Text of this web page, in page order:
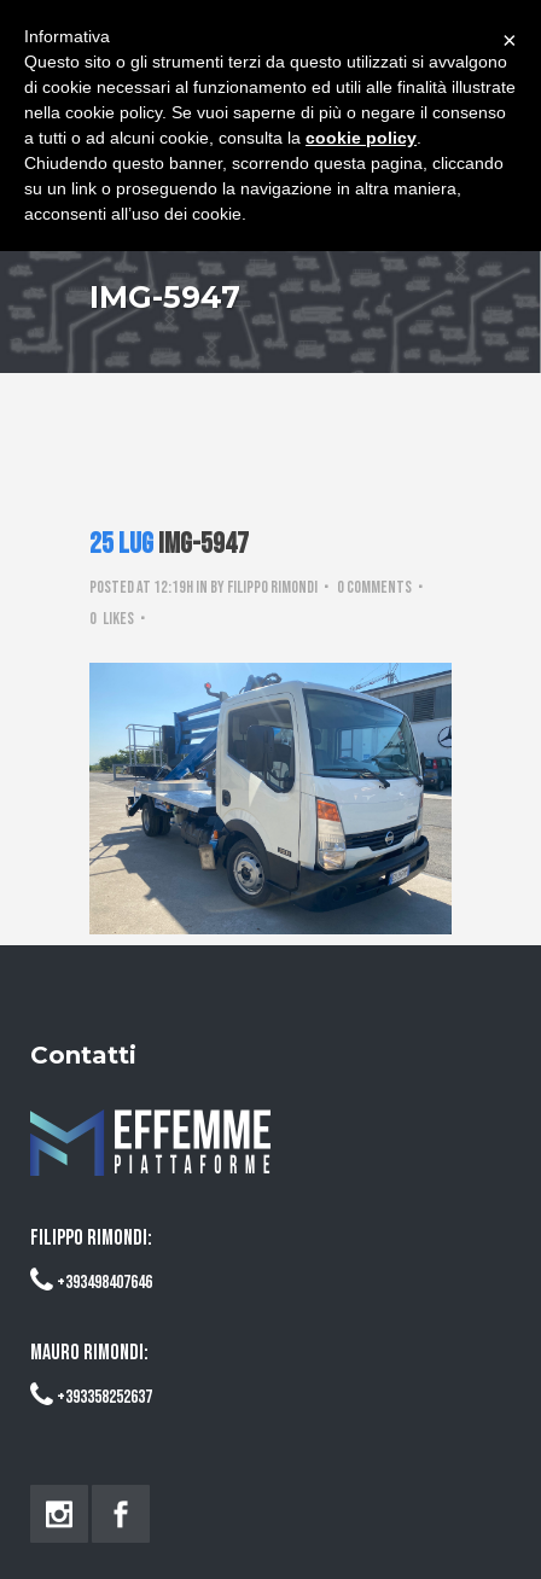
IMG-5947
25 LugIMG-5947
Posted at 12:19hin by Filippo Rimondi
0 Comments
0 Likes
Contatti
FILIPPO RIMONDI:
+393498407646
MAURO RIMONDI:
+393358252637
×
Informativa
Questo sito o gli strumenti terzi da questo utilizzati si avvalgono
di cookie necessari al funzionamento ed utili alle finalità illustrate
nella cookie policy. Se vuoi saperne di più o negare il consenso
a tutti o ad alcuni cookie, consulta la cookie policy
Chiudendo questo banner, scorrendo questa pagina, cliccando
su un link o proseguendo la navigazione in altra maniera,
acconsenti all’uso dei cookie.